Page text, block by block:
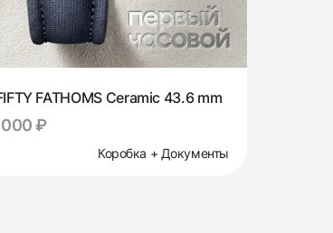
FATHOMS Ceramic 43.6 mm
₽
Коробка + Документы